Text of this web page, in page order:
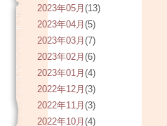
2023年05月 (13)
2023年04月 (5)
2023年03月 (7)
2023年02月 (6)
2023年01月 (4)
2022年12月 (3)
2022年11月 (3)
2022年10月 (4)